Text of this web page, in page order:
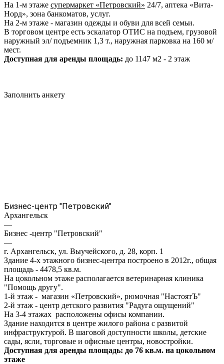
На 1-м этаже супермаркет «Петровский» 24/7, аптека «Вита-
Норд», зона банкоматов, услуг.
На 2-м этаже - магазин одежды и обуви для всей семьи.
В торговом центре есть эскалатор ОТИС на подъем, грузовой
наружный эл/ подъемник 1,3 т., наружная парковка на 160 м/
мест.
Доступная для аренды площадь: до 1147 м2 - 2 этаж
Заполнить анкету
Бизнес-центр "Петровский"
Архангельск
—
Бизнес -центр "Петровский"
—
г. Архангельск, ул. Выучейского, д. 28, корп. 1
Здание 4-х этажного бизнес-центра построено в 2012г., общая
площадь - 4478,5 кв.м.
На цокольном этаже располагается ветеринарная клиника
"Помощь другу".
1-й этаж - магазин «Петровский», рюмочная "НастоятЪ"
2-й этаж - центр детского развития "Радуга ощущений"
На 3-4 этажах расположены офисы компании.
Здание находится в центре жилого района с развитой
инфраструктурой. В шаговой доступности школы, детские
сады, ясли, торговые и офисные центры, новостройки.
Доступная для аренды площадь: до 76 кв.м. на цокольном
этаже